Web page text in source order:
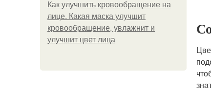
Как улучшить кровообращение на
лице. Какая маска улучшит
кровообращение, увлажнит и
улучшит цвет лица